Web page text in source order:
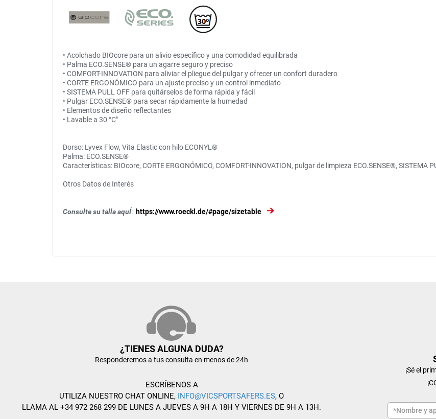
• Acolchado BIOcore para un alivio específico y una comodidad equilibrada
• Palma ECO.SENSE® para un agarre seguro y preciso
• COMFORT-INNOVATION para aliviar el pliegue del pulgar y ofrecer un confort duradero
• CORTE ERGONÓMICO para un ajuste preciso y un control inmediato
• SISTEMA PULL OFF para quitárselos de forma rápida y fácil
• Pulgar ECO.SENSE® para secar rápidamente la humedad
• Elementos de diseño reflectantes
• Lavable a 30 °C"
Dorso: Lyvex Flow, Vita Elastic con hilo ECONYL®
Palma: ECO.SENSE®
Características: BIOcore, CORTE ERGONÓMICO, COMFORT-INNOVATION, pulgar de limpieza ECO.SENSE®, SISTEMA
Otros Datos de Interés
Consulte su talla aquÍ: https://www.roeckl.de/#page/sizetable
¿TIENES ALGUNA DUDA?
Responderemos a tus consulta en menos de 24h
ESCRÍBENOS A
UTILIZA NUESTRO CHAT ONLINE, INFO@VICSPORTSAFERS.ES, O
LLAMA AL +34 972 268 299 DE LUNES A JUEVES A 9H A 18H Y VIERNES DE 9H A 13H.
¡Sé el